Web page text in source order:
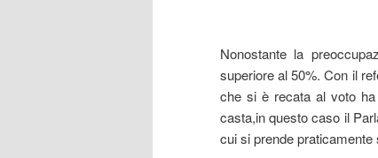
di
Nonostante la
superiore al 50%. Con il
che si è recata al voto
casta,in questo caso il
cui si prende praticamente